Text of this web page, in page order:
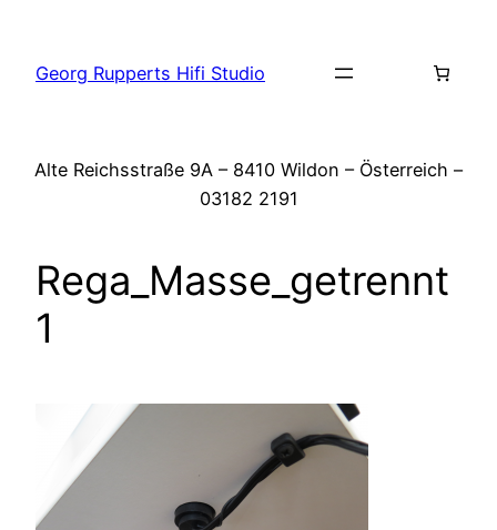
springen
Georg Rupperts Hifi Studio
Alte Reichsstraße 9A – 8410 Wildon – Österreich –
03182 2191
Rega_Masse_getrennt
1